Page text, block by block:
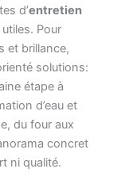
d’entretien
utiles. Pour
et brillance,
solutions:
étape à
d’eau et
du four aux
concret
ni qualité.